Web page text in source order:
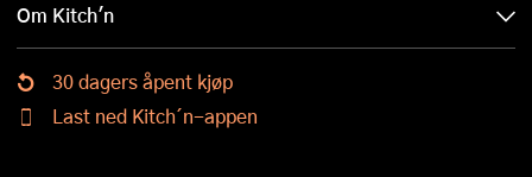
Om Kitch'n
30 dagers åpent kjøp
Last ned Kitch´n-appen